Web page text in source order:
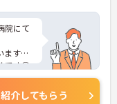
院にて
ます☆
です◎
、さら
くだ
紹介してもらう